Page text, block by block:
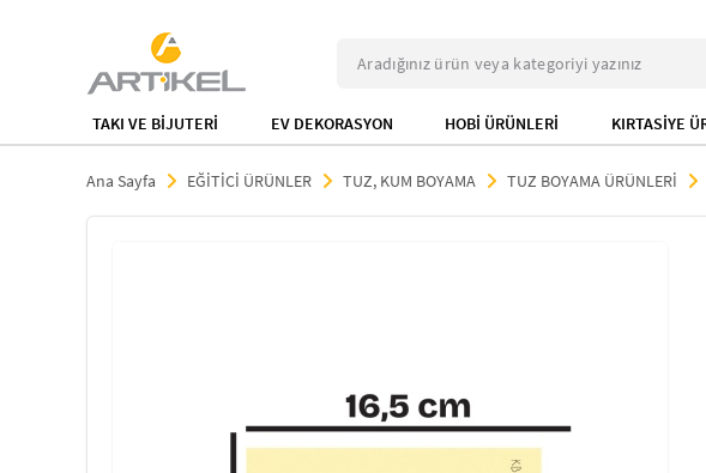
TAKI VE BİJUTERİ EV DEKORASYON HOBİ ÜRÜNLERİ KIRTASİYE
Ana Sayfa EĞİTİCİ ÜRÜNLER TUZ, KUM BOYAMA TUZ BOYAMA ÜRÜNLERİ